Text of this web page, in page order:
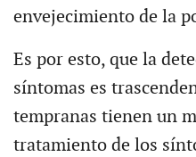
envejecimiento de la
Es por esto, que la
síntomas es
tempranas tienen un
tratamiento de los